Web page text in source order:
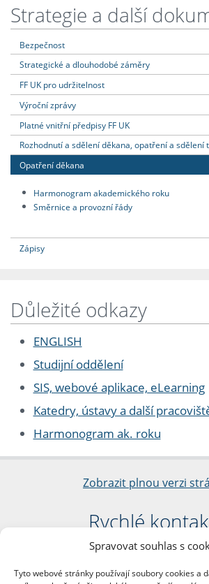
Spravovat souhlas s
Tyto webové stránky používají soubory cookies a
Strategie a další
Bezpečnost
Strategické a dlouhodobé záměry
FF UK pro udržitelnost
Výroční zprávy
Platné vnitřní předpisy FF UK
Rozhodnutí a sdělení děkana, opatření a sdělení
Opatření děkana
Harmonogram akademického roku
Směrnice a provozní řády
Zápisy
Důležité odkazy
ENGLISH
Studijní oddělení
SIS, webové aplikace, eLearning
Katedry, ústavy a další
Harmonogram ak. roku
Zobrazit plnou verzi
Rychlé
Filozofická fakulta
nám. Jana Palacha 1/